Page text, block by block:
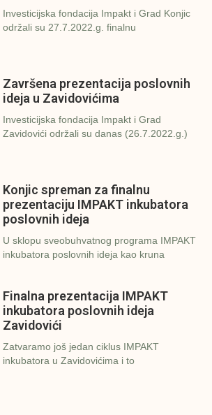
Investicijska fondacija Impakt i Grad Konjic
održali su 27.7.2022.g. finalnu
Završena prezentacija poslovnih
ideja u Zavidovićima
Investicijska fondacija Impakt i Grad
Zavidovići održali su danas (26.7.2022.g.)
Konjic spreman za finalnu
prezentaciju IMPAKT inkubatora
poslovnih ideja
U sklopu sveobuhvatnog programa IMPAKT
inkubatora poslovnih ideja kao kruna
Finalna prezentacija IMPAKT
inkubatora poslovnih ideja
Zavidovići
Zatvaramo još jedan ciklus IMPAKT
inkubatora u Zavidovićima i to